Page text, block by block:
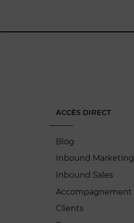
ACCÈS DIRECT
Blog
Inbound Marketing
Inbound Sales
Accompagnement
Clients